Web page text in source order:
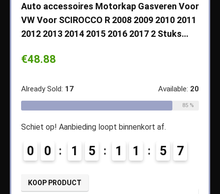
Auto accessoires Motorkap Gasveren Voor
VW Voor SCIROCCO R 2008 2009 2010 2011
2012 2013 2014 2015 2016 2017 2 Stuks…
€48.88
Already Sold: 17 Available: 20
85 %
Schiet op! Aanbieding loopt binnenkort af.
0 0 1 5 1 1 5 6
KOOP PRODUCT